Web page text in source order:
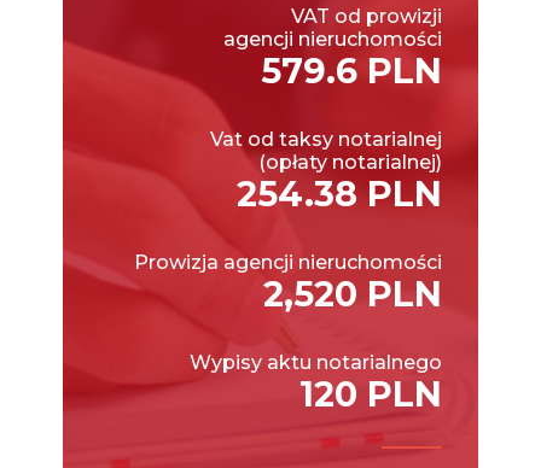
VAT od prowizji
agencji nieruchomości
579.6 PLN
Vat od taksy notarialnej
(opłaty notarialnej)
254.38 PLN
Prowizja agencji nieruchomości
2,520 PLN
Wypisy aktu notarialnego
120 PLN